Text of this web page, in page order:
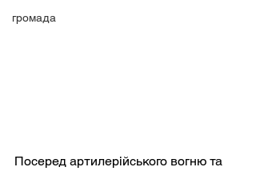
громада
Посеред артилерійського вогню та